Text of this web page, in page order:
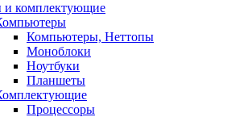
комплектующие
Компьютеры, Неттопы
Моноблоки
Ноутбуки
Планшеты
Процессоры